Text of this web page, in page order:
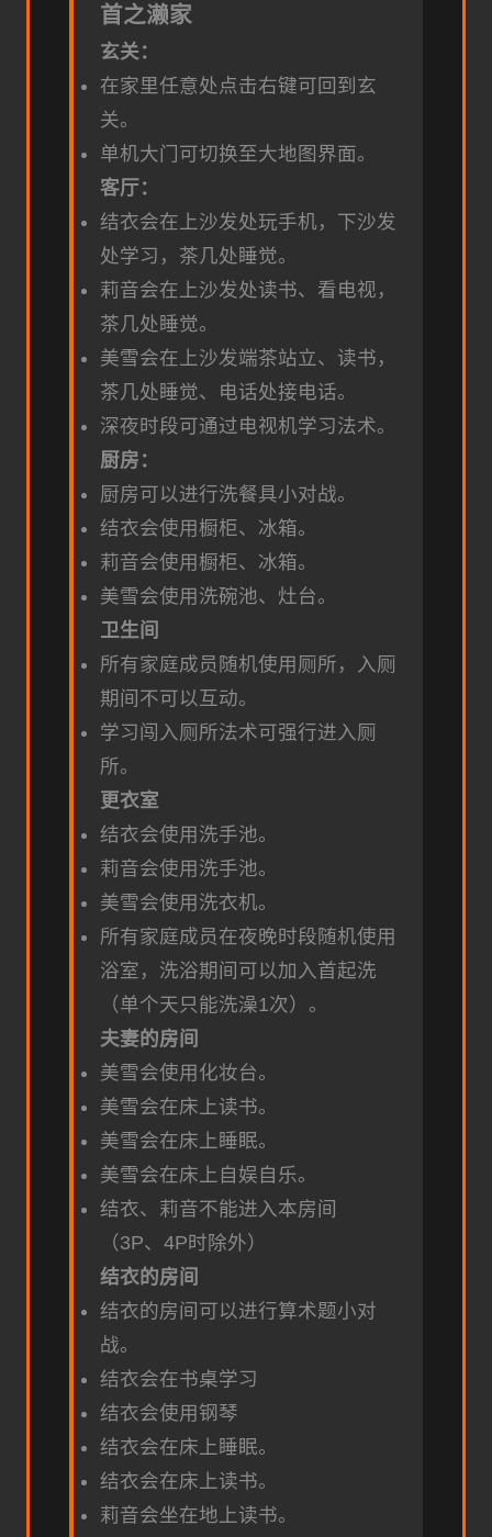
首之濑家
玄关：
在家里任意处点击右键可回到玄
关。
单机大门可切换至大地图界面。
客厅：
结衣会在上沙发处玩手机，下沙发
处学习，茶几处睡觉。
莉音会在上沙发处读书、看电视，
茶几处睡觉。
美雪会在上沙发端茶站立、读书，
茶几处睡觉、电话处接电话。
深夜时段可通过电视机学习法术。
厨房：
厨房可以进行洗餐具小对战。
结衣会使用橱柜、冰箱。
莉音会使用橱柜、冰箱。
美雪会使用洗碗池、灶台。
卫生间
所有家庭成员随机使用厕所，入厕
期间不可以互动。
学习闯入厕所法术可强行进入厕
所。
更衣室
结衣会使用洗手池。
莉音会使用洗手池。
美雪会使用洗衣机。
所有家庭成员在夜晚时段随机使用
浴室，洗浴期间可以加入首起洗
（单个天只能洗澡1次）。
夫妻的房间
美雪会使用化妆台。
美雪会在床上读书。
美雪会在床上睡眠。
美雪会在床上自娱自乐。
结衣、莉音不能进入本房间
（3P、4P时除外）
结衣的房间
结衣的房间可以进行算术题小对
战。
结衣会在书桌学习
结衣会使用钢琴
结衣会在床上睡眠。
结衣会在床上读书。
莉音会坐在地上读书。